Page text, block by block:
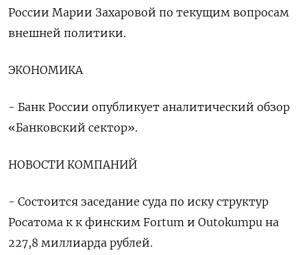
России Марии Захаровой по текущим вопросам
внешней политики.
ЭКОНОМИКА
- Банк России опубликует аналитический обзор
«Банковский сектор».
НОВОСТИ КОМПАНИЙ
- Состоится заседание суда по иску структур
Росатома к к финским Fortum и Outokumpu на
227,8 миллиарда рублей.